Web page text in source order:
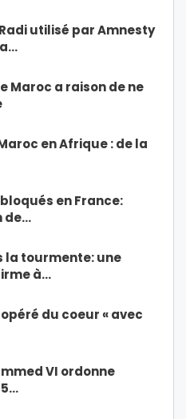
utilisé par Amnesty
Maroc a raison de ne
en Afrique : de la
en France:
de…
la tourmente: une
à…
du coeur « avec
VI ordonne